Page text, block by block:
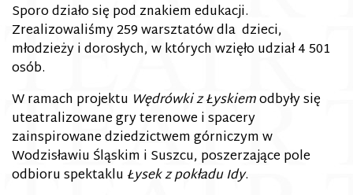
Sporo działo się pod znakiem edukacji.
Zrealizowaliśmy 259 warsztatów dla dzieci,
młodzieży i dorosłych, w których wzięło udział 4 501
osób.
W ramach projektu Wędrówki z Łyskiemodbyły się
uteatralizowane gry terenowe i spacery
zainspirowane dziedzictwem górniczym w
Wodzisławiu Śląskim i Suszcu, poszerzające pole
odbioru spektaklu Łysek z pokładu Idy.